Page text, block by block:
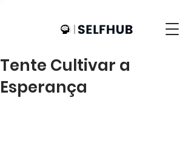
Tente Cultivar a
Esperança